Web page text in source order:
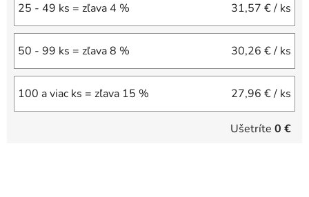
25 - 49 ks = zľava 4 % 31,57 €/ ks
50 - 99 ks = zľava 8 % 30,26 €/ ks
100 a viac ks = zľava 15 % 27,96 €/ ks
Ušetríte 0 €